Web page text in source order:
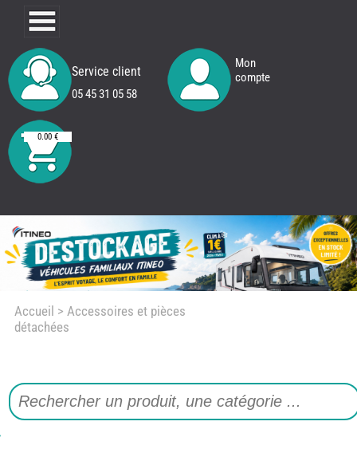
Service client
05 45 31 05 58
Mon
compte
0.00 €
Accueil > Accessoires et pièces
détachées